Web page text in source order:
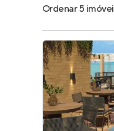
Ordenar5